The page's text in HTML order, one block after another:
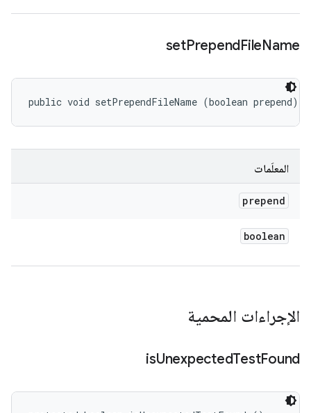
setPrependFileName
public void setPrependFileName (boolean prepend)
المعلَمات
prepend
boolean
الإجراءات المحمية
isUnexpectedTestFound